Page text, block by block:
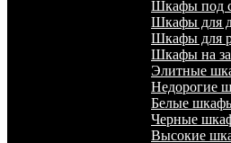
Шкафы под
Шкафы для
Шкафы для
Шкафы на
Элитные
Недорогие
Белые
Черные
Высокие